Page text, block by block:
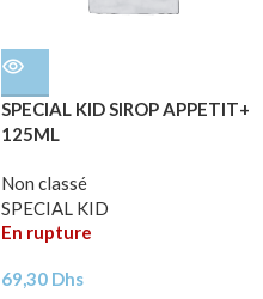
SPECIAL KID SIROP APPETIT+
125ML
Non classé
SPECIAL KID
En rupture
69,30 Dhs